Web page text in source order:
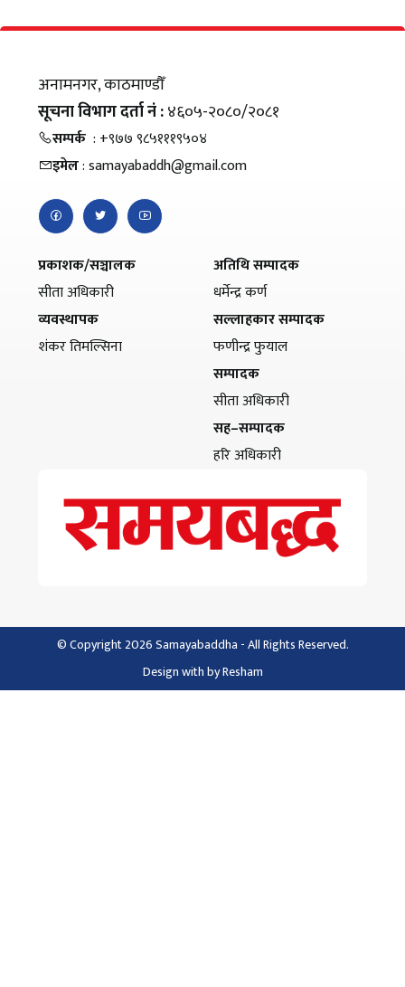
अनामनगर, काठमाण्डौँ
सूचना विभाग दर्ता नं :४६०५-२०८०/२०८१
सम्पर्क : +९७७ ९८५१११९५०४
इमेल: samayabaddh@gmail.com
प्रकाशक/सञ्चालक
सीता अधिकारी
व्यवस्थापक
शंकर तिमल्सिना
अतिथि सम्पादक
धर्मेन्द्र कर्ण
सल्लाहकार सम्पादक
फणीन्द्र फुयाल
सम्पादक
सीता अधिकारी
सह–सम्पादक
हरि अधिकारी
© Copyright 2026 Samayabaddha - All Rights Reserved.
Design withbyResham